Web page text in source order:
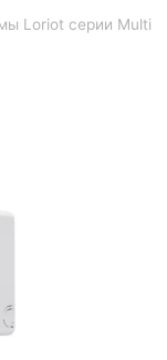
Loriot серии Multi